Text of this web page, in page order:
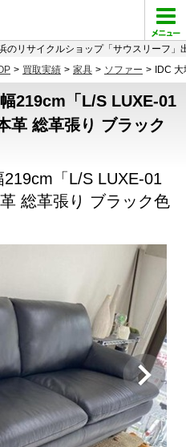
のリサイクルショップ「サウスリーフ」
> 買取実績 > 家具 > ソファー > IDC
219cm「L/S LUXE-01
革 総革張り ブラック
「L/S LUXE-01
総革張り ブラック色